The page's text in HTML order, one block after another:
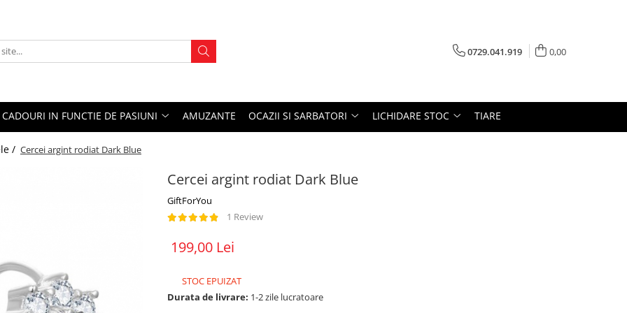
0729.041.919 0,00
CADOURI IN FUNCTIE DE PASIUNI AMUZANTE OCAZII SI SARBATORI LICHIDARE STOC TIARE
/ Cercei argint rodiat Dark Blue
Cercei argint rodiat Dark Blue
GiftForYou
1 Review
199,00 Lei
STOC EPUIZAT
Durata de livrare: 1-2 zile lucratoare